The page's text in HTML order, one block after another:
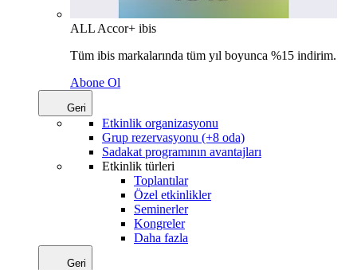
ALL Accor+ ibis
Tüm ibis markalarında tüm yıl boyunca %15 indirim.
Abone Ol
Geri
Etkinlik organizasyonu
Grup rezervasyonu (+8 oda)
Sadakat programının avantajları
Etkinlik türleri
Toplantılar
Özel etkinlikler
Seminerler
Kongreler
Daha fazla
Geri